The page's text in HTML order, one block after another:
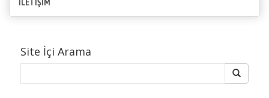
Site İçi Arama